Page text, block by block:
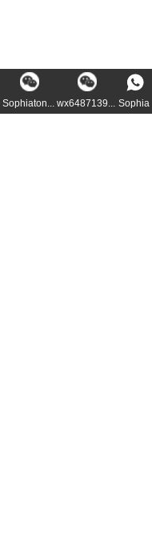
Sophiaton... wx6487139... Sophia